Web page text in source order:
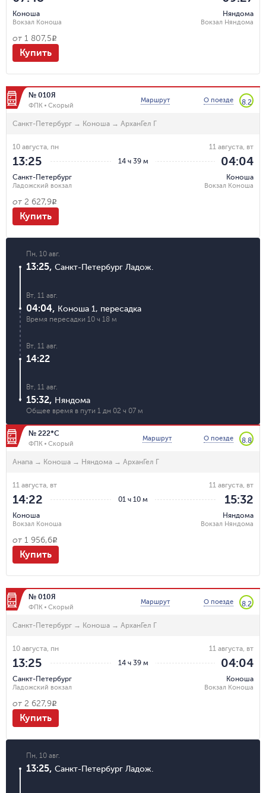
Коноша
Вокзал Коноша
Няндома
Вокзал Няндома
от 1 807,5R
Купить
№ 010Я
ФПК Скорый
Маршрут О поезде 8.2
Санкт-Петербург → Коноша → АрханГел Г
14 ч 39 м
10 августа, пн
13:25
Санкт-Петербург
Ладожский вокзал
11 августа, вт
04:04
Коноша
Вокзал Коноша
от 2 627,9R
Купить
Пн, 10 авг.
13:25, Санкт-Петербург Ладож.
Вт, 11 авг.
04:04, Коноша 1, пересадка
Время пересадки 10 ч 18 м
Вт, 11 авг.
14:22
Вт, 11 авг.
15:32, Няндома
Общее время в пути 1 дн 02 ч 07 м
№ 222*С
ФПК Скорый
Маршрут О поезде 8.8
Анапа → Коноша → Няндома → АрханГел Г
01 ч 10 м
11 августа, вт
14:22
Коноша
Вокзал Коноша
11 августа, вт
15:32
Няндома
Вокзал Няндома
от 1 956,6R
Купить
№ 010Я
ФПК Скорый
Маршрут О поезде 8.2
Санкт-Петербург → Коноша → АрханГел Г
14 ч 39 м
10 августа, пн
13:25
Санкт-Петербург
Ладожский вокзал
11 августа, вт
04:04
Коноша
Вокзал Коноша
от 2 627,9R
Купить
Пн, 10 авг.
13:25, Санкт-Петербург Ладож.